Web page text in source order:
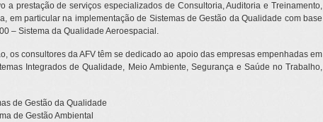
a prestação de serviços especializados de Consultoria, Auditoria e Treinamento,
em particular na implementação de Sistemas de Gestão da Qualidade com base
– Sistema da Qualidade Aeroespacial.
os consultores da AFV têm se dedicado ao apoio das empresas empenhadas em
Integrados de Qualidade, Meio Ambiente, Segurança e Saúde no Trabalho,
de Gestão da Qualidade
de Gestão Ambiental